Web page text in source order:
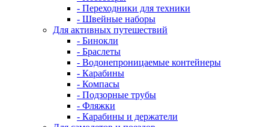
- Переходники для техники
- Швейные наборы
Для активных путешествий
- Бинокли
- Браслеты
- Водонепроницаемые контейнеры
- Карабины
- Компасы
- Подзорные трубы
- Фляжки
- Карабины и держатели